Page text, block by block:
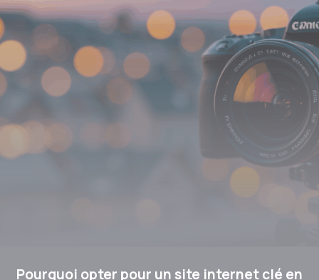
Pourquoi opter pour un site internet clé en